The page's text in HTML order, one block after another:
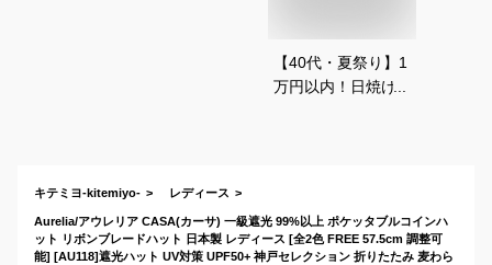
【40代・夏祭り】1
万円以内！日焼け対
キテミヨ-kitemiyo- レディース
Aurelia/アウレリア CASA(カーサ) 一級遮光 99%以上 ポケッタブルコインハ
ット リボンブレードハット 日本製 レディース [全2色 FREE 57.5cm 調整可
能] [AU118]遮光ハット UV対策 UPF50+ 神戸セレクション 折りたたみ 麦わら